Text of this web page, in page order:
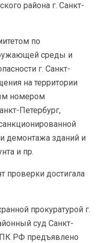
района г. Санкт-
по
среды и
г. Санкт-
на территории
номером
Петербург,
и демонтажа зданий и
и пр.
проверки достигала
прокуратурой г.
суд Санкт-
РФ предъявлено